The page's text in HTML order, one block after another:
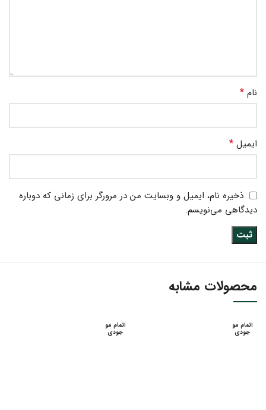
نام *
ایمیل *
ذخیره نام، ایمیل و وبسایت من در مرورگر برای زمانی که دوباره
دیدگاهی می‌نویسم.
محصولات مشابه
اتمام مو
جودی
اتمام مو
جودی